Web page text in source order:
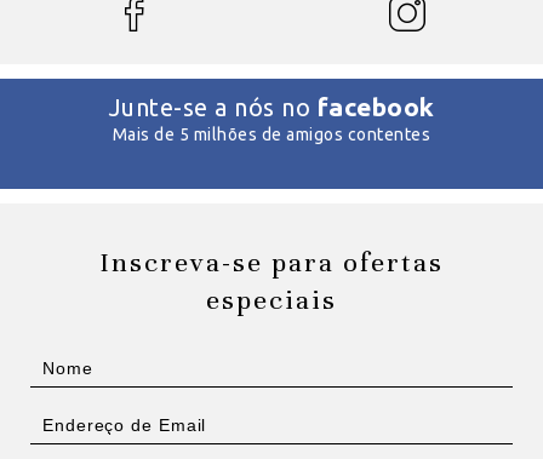
Junte-se a nós no facebook
Mais de 5 milhões de amigos contentes
Inscreva-se para ofertas
especiais